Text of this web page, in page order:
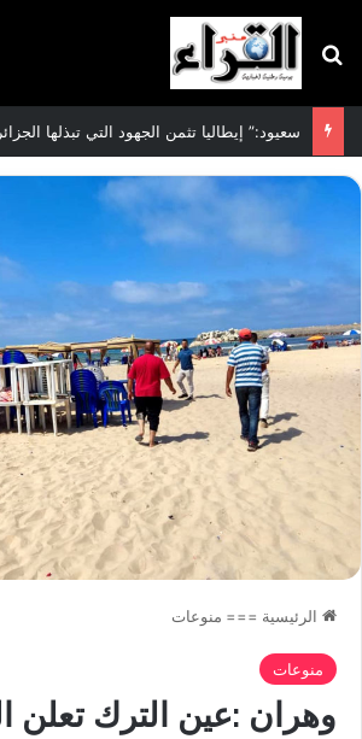
بحث عن
الرئيسية === منوعات
منوعات
وهران :عين الترك